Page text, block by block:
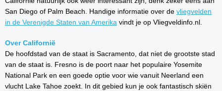
San Diego of Palm Beach. Handige informatie over de vliegvelden
in de Verenigde Staten van Amerika vindt je op Vliegveldinfo.nl.
Over Californië
De hoofdstad van de staat is Sacramento, dat niet de grootste stad
van de staat is. Fresno is de poort naar het populaire Yosemite
National Park en een goede optie voor wie vanuit Neerland een
vlucht Lake Tahoe zoekt. In dit gebied kun je ook fantastisch skiën